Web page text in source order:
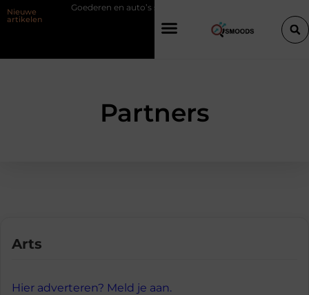
Nieuwe
artikelen
Goederen en auto’s slim verplaatsen met twee liften naast
Partners
Arts
Hier adverteren? Meld je aan.